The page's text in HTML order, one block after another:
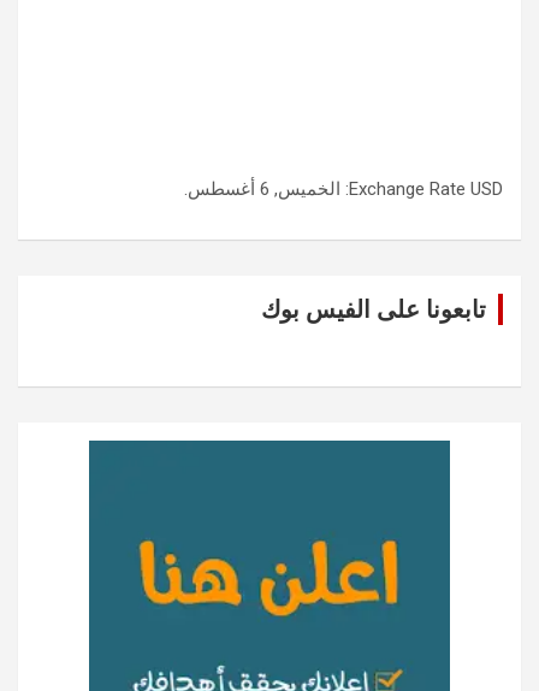
Exchange Rate USD : الخميس, 6 أغسطس.
تابعونا على الفيس بوك